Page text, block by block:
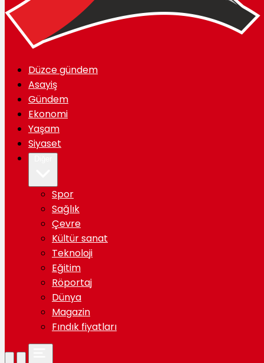
Düzce gündem
Asayiş
Gündem
Ekonomi
Yaşam
Siyaset
Spor
Sağlık
Çevre
Kültür sanat
Teknoloji
Eğitim
Röportaj
Dünya
Magazin
Fındık fiyatları